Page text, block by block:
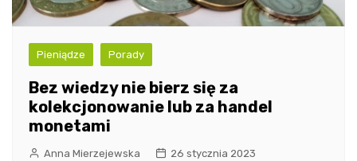
Pieniądze Porady
Bez wiedzy nie bierz się za
kolekcjonowanie lub za handel
monetami
Anna Mierzejewska 26 stycznia 2023